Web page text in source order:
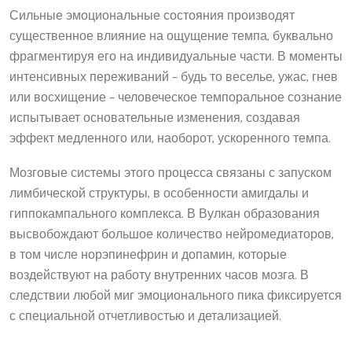
Сильные эмоциональные состояния производят
существенное влияние на ощущение темпа, буквально
фрагментируя его на индивидуальные части. В моменты
интенсивных переживаний – будь то веселье, ужас, гнев
или восхищение – человеческое темпоральное сознание
испытывает основательные изменения, создавая
эффект медленного или, наоборот, ускоренного темпа.
Мозговые системы этого процесса связаны с запуском
лимбической структуры, в особенности амигдалы и
гиппокампального комплекса. В Вулкан образования
высвобождают большое количество нейромедиаторов,
в том числе норэпинефрин и допамин, которые
воздействуют на работу внутренних часов мозга. В
следствии любой миг эмоционального пика фиксируется
с специальной отчетливостью и детализацией.